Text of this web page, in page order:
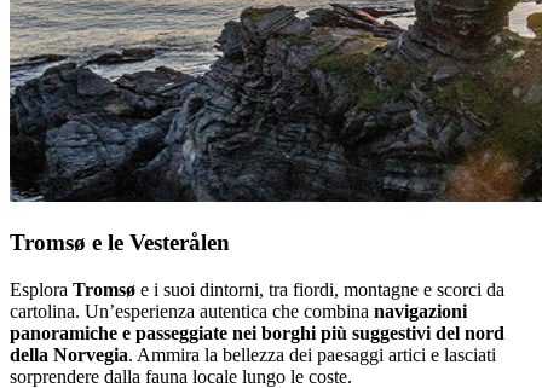
Tromsø e le Vesterålen
Esplora Tromsø e i suoi dintorni, tra fiordi, montagne e scorci da
cartolina. Un’esperienza autentica che combina navigazioni
panoramiche e passeggiate nei borghi più suggestivi del nord
della Norvegia. Ammira la bellezza dei paesaggi artici e lasciati
sorprendere dalla fauna locale lungo le coste.